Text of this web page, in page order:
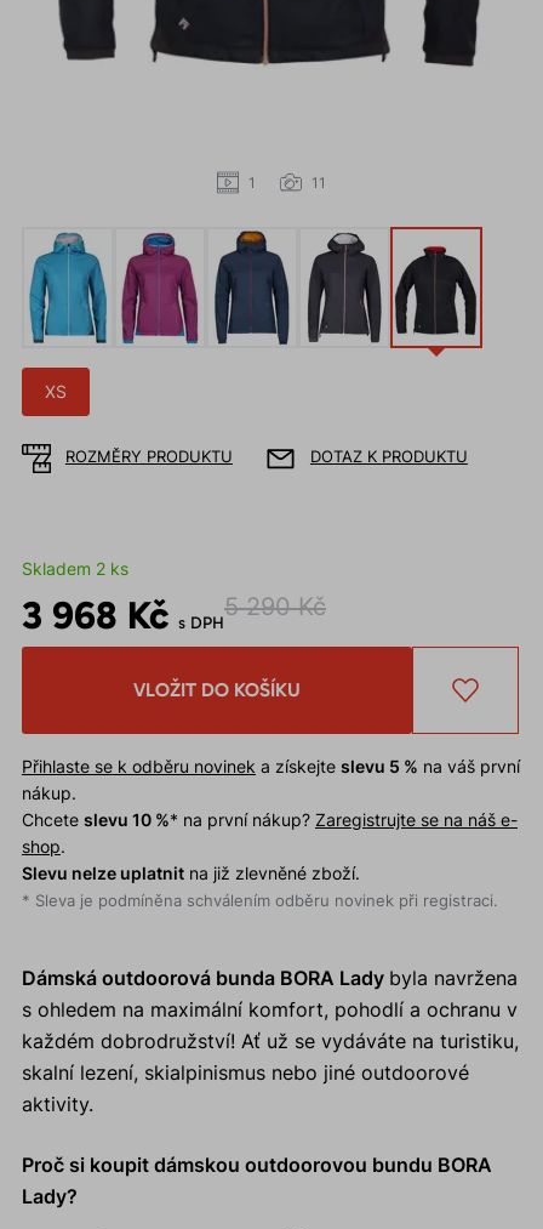
1 11
XS
ROZMĚRY PRODUKTU DOTAZ K PRODUKTU
Skladem 2 ks
3 968 Kč s DPH
5 290 Kč
VLOŽIT DO KOŠÍKU
Přihlaste se k odběru novinek a získejte slevu 5 % na váš první
nákup.
Chcete slevu 10 %* na první nákup? Zaregistrujte se na náš e-
shop.
Slevu nelze uplatnitna již zlevněné zboží.
* Sleva je podmíněna schválením odběru novinek při registraci.
Dámská outdoorová bunda BORA Lady byla navržena
s ohledem na maximální komfort, pohodlí a ochranu v
každém dobrodružství! Ať už se vydáváte na turistiku,
skalní lezení, skialpinismus nebo jiné outdoorové
aktivity.
Proč si koupit dámskou outdoorovou bundu BORA
Lady?